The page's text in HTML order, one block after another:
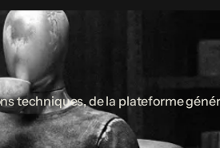
techniques, de la plateforme